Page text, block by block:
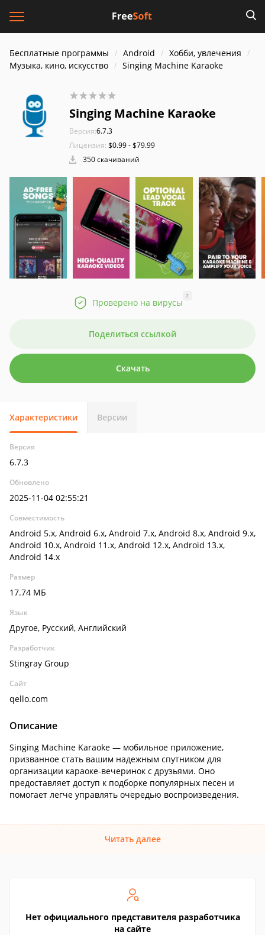
Бесплатные программы Android
Хобби, увлечения
Музыка, кино, искусство
Singing Machine Karaoke
Singing Machine Karaoke
Версия:6.7.3
Лицензия: $0.99 - $79.99
350 скачиваний
Проверено на вирусы
?
Поделиться ссылкой
Скачать
Характеристики Версии
Версия
6.7.3
Обновлено
2025-11-04 02:55:21
Совместимость
Android 5.x, Android 6.x, Android 7.x, Android 8.x, Android 9.x,
Android 10.x, Android 11.x, Android 12.x, Android 13.x,
Android 14.x
Размер
17.74 МБ
Язык
Другое, Русский, Английский
Разработчик
Stingray Group
Сайт
qello.com
Описание
Singing Machine Karaoke — мобильное приложение,
призванное стать вашим надежным спутником для
организации караоке-вечеринок с друзьями. Оно
предоставляет доступ к подборке популярных песен и
помогает легче управлять очередью воспроизведения.
Читать далее
Нет официального представителя разработчика
на сайте